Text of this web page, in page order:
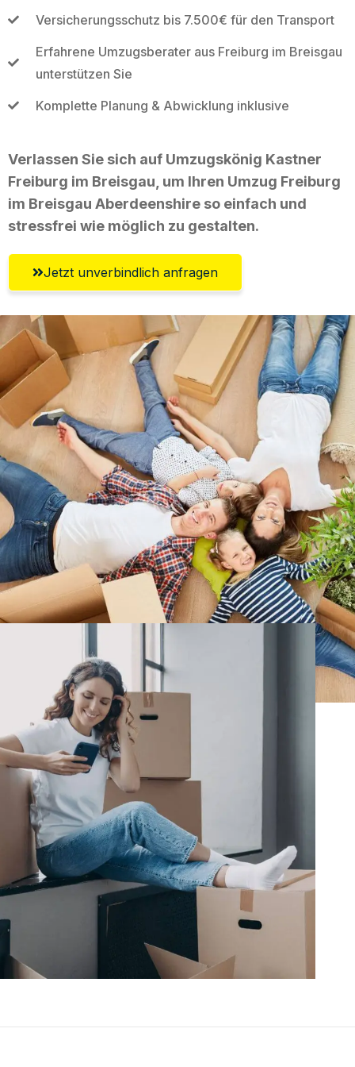
Versicherungsschutz bis 7.500€ für den Transport
Erfahrene Umzugsberater aus Freiburg im Breisgau
unterstützen Sie
Komplette Planung & Abwicklung inklusive
Verlassen Sie sich auf Umzugskönig Kastner
Freiburg im Breisgau, um Ihren Umzug Freiburg
im Breisgau Aberdeenshire so einfach und
stressfrei wie möglich zu gestalten.
Jetzt unverbindlich anfragen